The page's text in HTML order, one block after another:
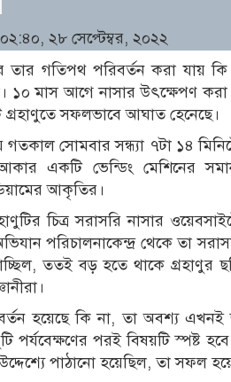
২৮ সেপ্টেম্বর, ২০২২
তার গতিপথ পরিবর্তন করা যায়
১০ মাস আগে নাসার উৎক্ষেপণ
সফলভাবে আঘাত হেনেছে।
গতকাল সোমবার সন্ধ্যা ৭টা ১৪
আকার একটি ভেন্ডিং মেশিনের
আকৃতির।
চিত্র সরাসরি নাসার
পরিচালনাকেন্দ্র থেকে তা
ততই বড় হতে থাকে গ্রহাণুর
হয়েছে কি না, তা অবশ্য এখনই
পর্যবেক্ষণের পরই বিষয়টি স্পষ্ট
পাঠানো হয়েছিল, তা সফল